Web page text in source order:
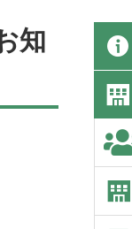
知